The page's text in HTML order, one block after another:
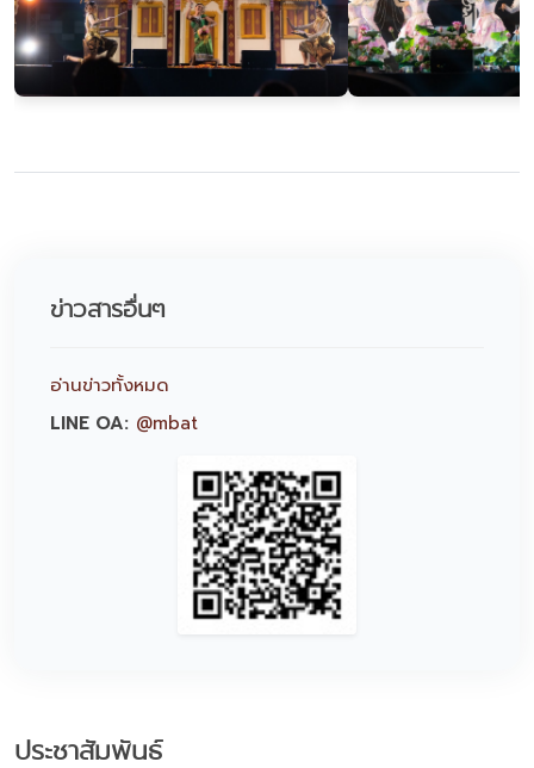
ข่าวสารอื่นๆ
อ่านข่าวทั้งหมด
LINE OA: @mbat
ประชาสัมพันธ์